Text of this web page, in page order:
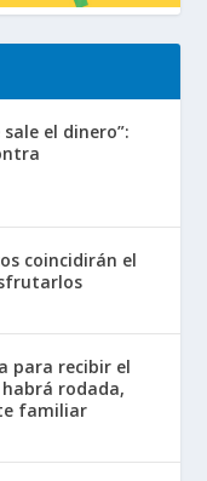
el dinero”:
coincidirán el
para recibir el
habrá rodada,
familiar